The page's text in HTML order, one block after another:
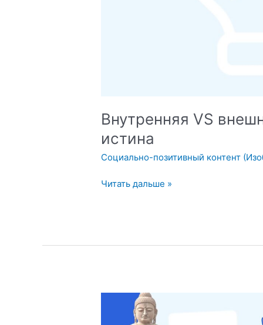
Внутренняя VS
истина
Социально-позитивный контент
Внутренняя
Читать дальше »